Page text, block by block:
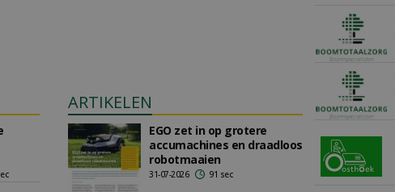
ARTIKELEN
EGO zet in op grotere
accumachines en draadloos
robotmaaien
31-07-2026 91 sec